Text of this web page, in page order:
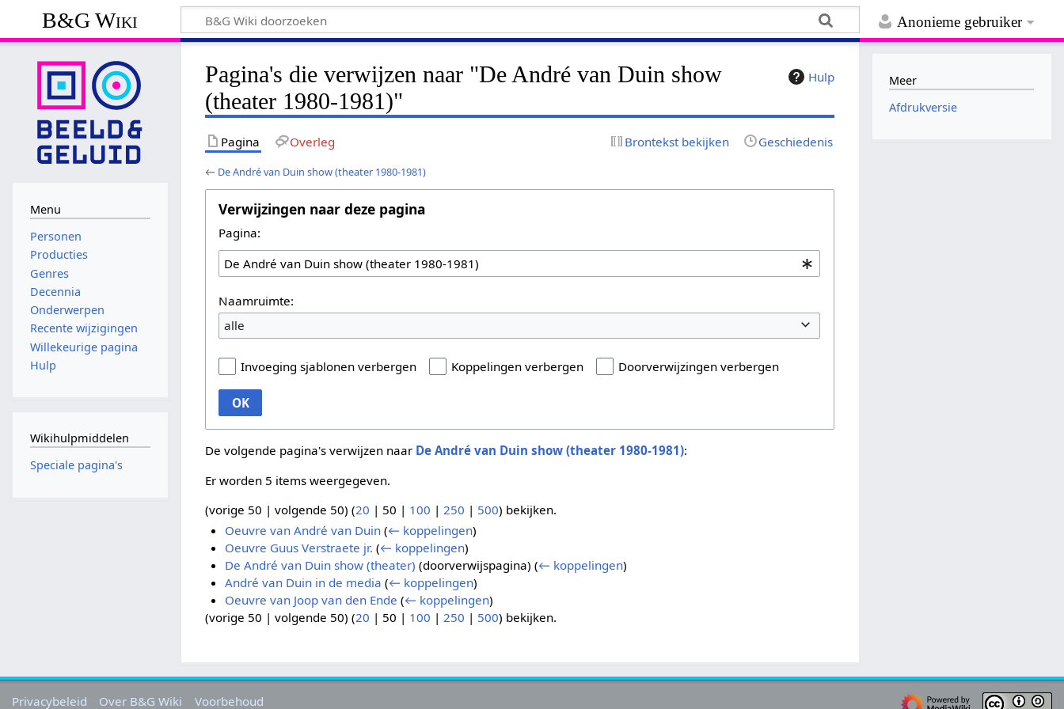
Anonieme gebruiker
B&G Wiki
Hulp
Pagina's die verwijzen naar "De André van Duin show
(theater 1980-1981)"
Pagina Overleg Brontekst bekijken Geschiedenis
← De André van Duin show (theater 1980-1981)
Verwijzingen naar deze pagina
Pagina:
Naamruimte:
alle
Invoeging sjablonen verbergen Koppelingen verbergen Doorverwijzingen verbergen
OK
De volgende pagina's verwijzen naar De André van Duin show (theater 1980-1981):
Er worden 5 items weergegeven.
(vorige 50 |volgende 50) (20 | 50 | 100 | 250 | 500) bekijken.
Oeuvre van André van Duin (← koppelingen)
Oeuvre Guus Verstraete jr. (← koppelingen)
De André van Duin show (theater) (doorverwijspagina) (← koppelingen)
André van Duin in de media (← koppelingen)
Oeuvre van Joop van den Ende (← koppelingen)
(vorige 50 |volgende 50) (20 | 50 | 100 |250 | 500) bekijken.
Menu
Personen
Producties
Genres
Decennia
Onderwerpen
Recente wijzigingen
Willekeurige pagina
Hulp
Wikihulpmiddelen
Speciale pagina's
Meer
Afdrukversie
Privacybeleid Over B&G Wiki Voorbehoud